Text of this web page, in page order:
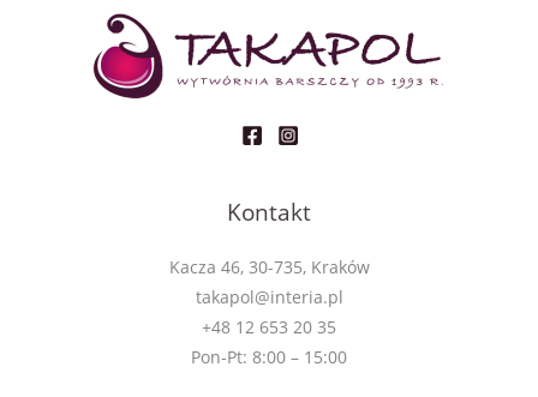
Kontakt
Kacza 46, 30-735, Kraków
takapol@interia.pl
+48 12 653 20 35
Pon-Pt: 8:00 – 15:00